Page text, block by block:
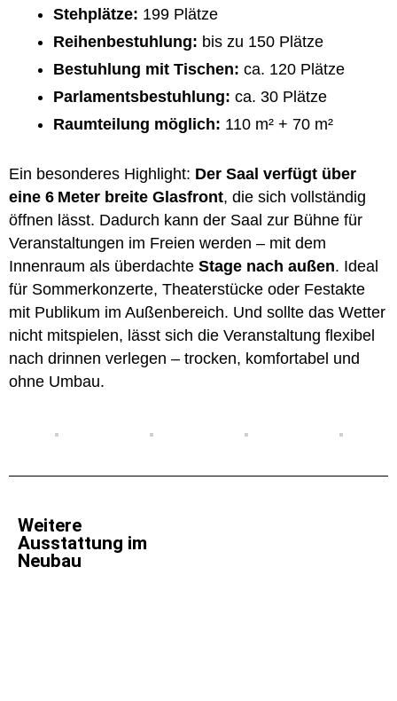
Stehplätze: 199 Plätze
Reihenbestuhlung: bis zu 150 Plätze
Bestuhlung mit Tischen: ca. 120 Plätze
Parlamentsbestuhlung: ca. 30 Plätze
Raumteilung möglich: 110 m² + 70 m²
Ein besonderes Highlight: Der Saal verfügt über
eine 6 Meter breite Glasfront, die sich vollständig
öffnen lässt. Dadurch kann der Saal zur Bühne für
Veranstaltungen im Freien werden – mit dem
Innenraum als überdachte Stage nach außen. Ideal
für Sommerkonzerte, Theaterstücke oder Festakte
mit Publikum im Außenbereich. Und sollte das Wetter
nicht mitspielen, lässt sich die Veranstaltung flexibel
nach drinnen verlegen – trocken, komfortabel und
ohne Umbau.
Weitere
Ausstattung im
Neubau